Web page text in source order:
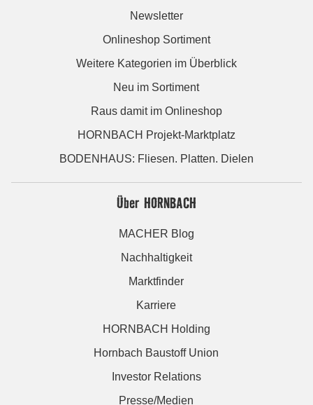
Newsletter
Onlineshop Sortiment
Weitere Kategorien im Überblick
Neu im Sortiment
Raus damit im Onlineshop
HORNBACH Projekt-Marktplatz
BODENHAUS: Fliesen. Platten. Dielen
Über HORNBACH
MACHER Blog
Nachhaltigkeit
Marktfinder
Karriere
HORNBACH Holding
Hornbach Baustoff Union
Investor Relations
Presse/Medien